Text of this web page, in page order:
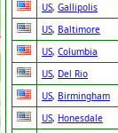
US, Gallipolis
US, Baltimore
US, Columbia
US, Del Rio
US, Birmingham
US, Honesdale